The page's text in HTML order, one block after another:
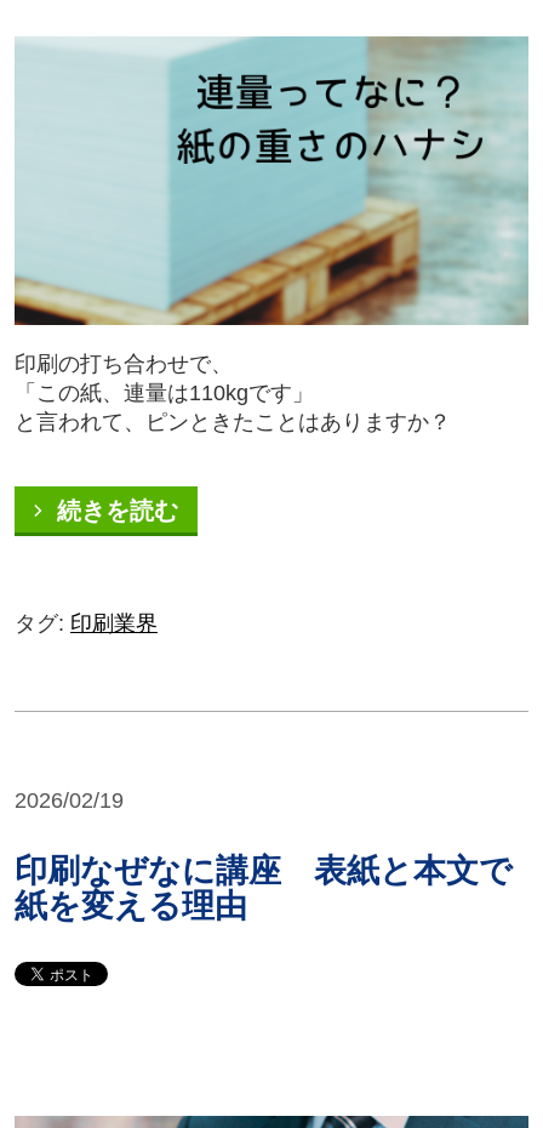
印刷の打ち合わせで、
「この紙、連量は110kgです」
と言われて、ピンときたことはありますか？
続きを読む
タグ: 印刷業界
2026/02/19
印刷なぜなに講座 表紙と本文で
紙を変える理由